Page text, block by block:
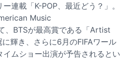
連載「K-POP、最近どう？」。
Music
、BTSが最高賞である「Artist
輝き、さらに6月のFIFAワール
イムショー出演が予告されるとい